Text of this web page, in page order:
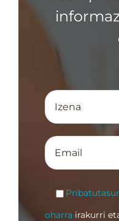
oharra irakurri